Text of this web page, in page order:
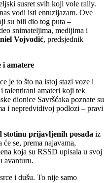
susret svih koji vole rally.
vodi isti entuzijazam. Ove
su bili dio tog puta –
snimateljima, medijima i
Vojvodić, predsjednik
i amatere
je to što na istoj stazi voze i
talentirani amateri koji tek
dionice Savršćaka poznate su
i nepredvidivoj podlozi – pravi
stotinu prijavljenih posada iz
se, prema najavama,
koja su RSSD upisala u svoj
avanturu.
i dušu. To nije samo